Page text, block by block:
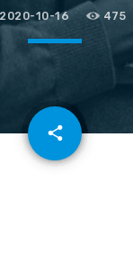
2020-10-16 475
share
email